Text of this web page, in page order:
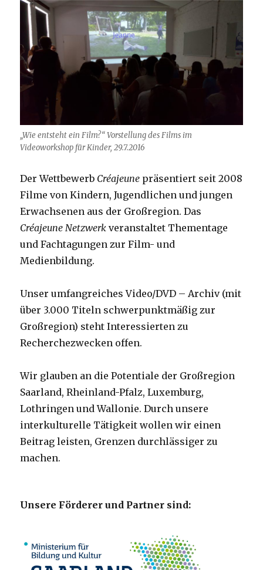
„Wie entsteht ein Film?“ Vorstellung des Films im
Videoworkshop für Kinder, 29.7.2016
Der Wettbewerb Créajeune präsentiert seit 2008
Filme von Kindern, Jugendlichen und jungen
Erwachsenen aus der Großregion. Das
Créajeune Netzwerk veranstaltet Thementage
und Fachtagungen zur Film- und
Medienbildung.
Unser umfangreiches Video/DVD – Archiv (mit
über 3.000 Titeln schwerpunktmäßig zur
Großregion) steht Interessierten zu
Recherchezwecken offen.
Wir glauben an die Potentiale der Großregion
Saarland, Rheinland-Pfalz, Luxemburg,
Lothringen und Wallonie. Durch unsere
interkulturelle Tätigkeit wollen wir einen
Beitrag leisten, Grenzen durchlässiger zu
machen.
Unsere Förderer und Partner sind: